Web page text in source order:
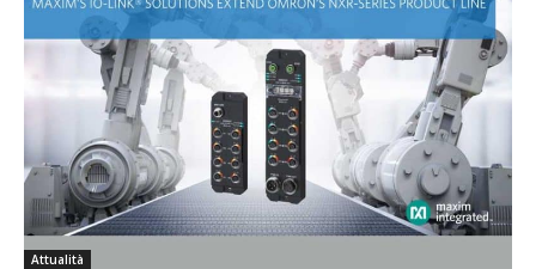
Attualità